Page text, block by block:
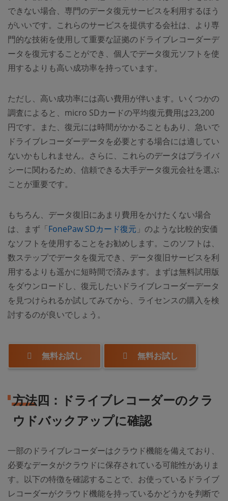
できない場合、専門のデータ復元サービスを利用するほう
がいいです。これらのサービスを提供する会社は、より専
門的な技術を使用して重要な証拠のドライブレコーダーデ
ータを復元することができ、個人でデータ復元ソフトを使
用するよりも高い成功率を持っています。
ただし、高い成功率には高い費用が伴います。いくつかの
調査によると、micro SDカードの平均復元費用は23,200
円です。また、復元には時間がかかることもあり、急いで
ドライブレコーダーデータを必要とする場合には適してい
ないかもしれません。さらに、これらのデータはプライバ
シーに関わるため、信頼できる大手データ復元会社を選ぶ
ことが重要です。
もちろん、データ復旧にあまり費用をかけたくない場合
は、まず「FonePaw SDカード復元 」のような比較的安価
なソフトを使用することをお勧めします。このソフトは、
数ステップでデータを復元でき、データ復旧サービスを利
用するよりも遥かに短時間で済みます。まずは無料試用版
をダウンロードし、復元したいドライブレコーダーデータ
を見つけられるか試してみてから、ライセンスの購入を検
討するのが良いでしょう。
無料お試し 無料お試し
方法四：ドライブレコーダーのクラ
ウドバックアップに確認
一部のドライブレコーダーはクラウド機能を備えており、
必要なデータがクラウドに保存されている可能性がありま
す。以下の特徴を確認することで、お使っているドライブ
レコーダーがクラウド機能を持っているかどうかを判断で